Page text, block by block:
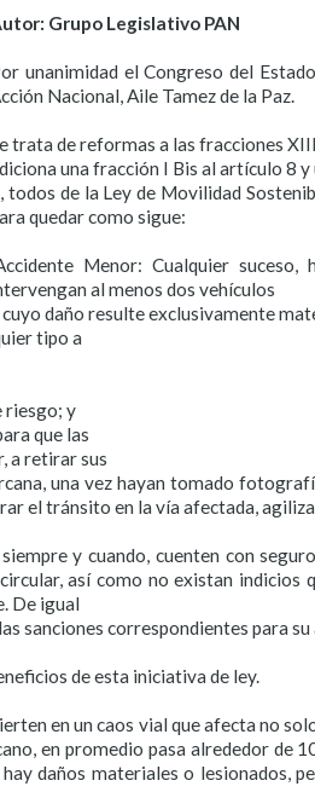
Grupo Legislativo PAN
unanimidad el Congreso del
Nacional, Aile Tamez de la Paz.
trata de reformas a las fracciones
una fracción I Bis al artículo 8
todos de la Ley de Movilidad
quedar como sigue:
Menor: Cualquier
al menos dos vehículos
daño resulte exclusivamente
tipo a
riesgo; y
que las
a retirar sus
una vez hayan tomado
el tránsito en la vía afectada,
y cuando, cuenten con
así como no existan
De igual
sanciones correspondientes para su
de esta iniciativa de ley.
en un caos vial que afecta no
en promedio pasa alrededor
daños materiales o lesionados,